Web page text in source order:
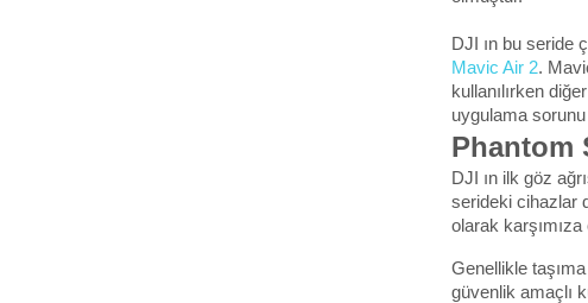
DJI ın bu seride
Mavic Air 2.
kullanılırken
uygulama
Phantom
DJI ın ilk göz
serideki cihazlar
olarak karşımıza
Genellikle
güvenlik amaçlı